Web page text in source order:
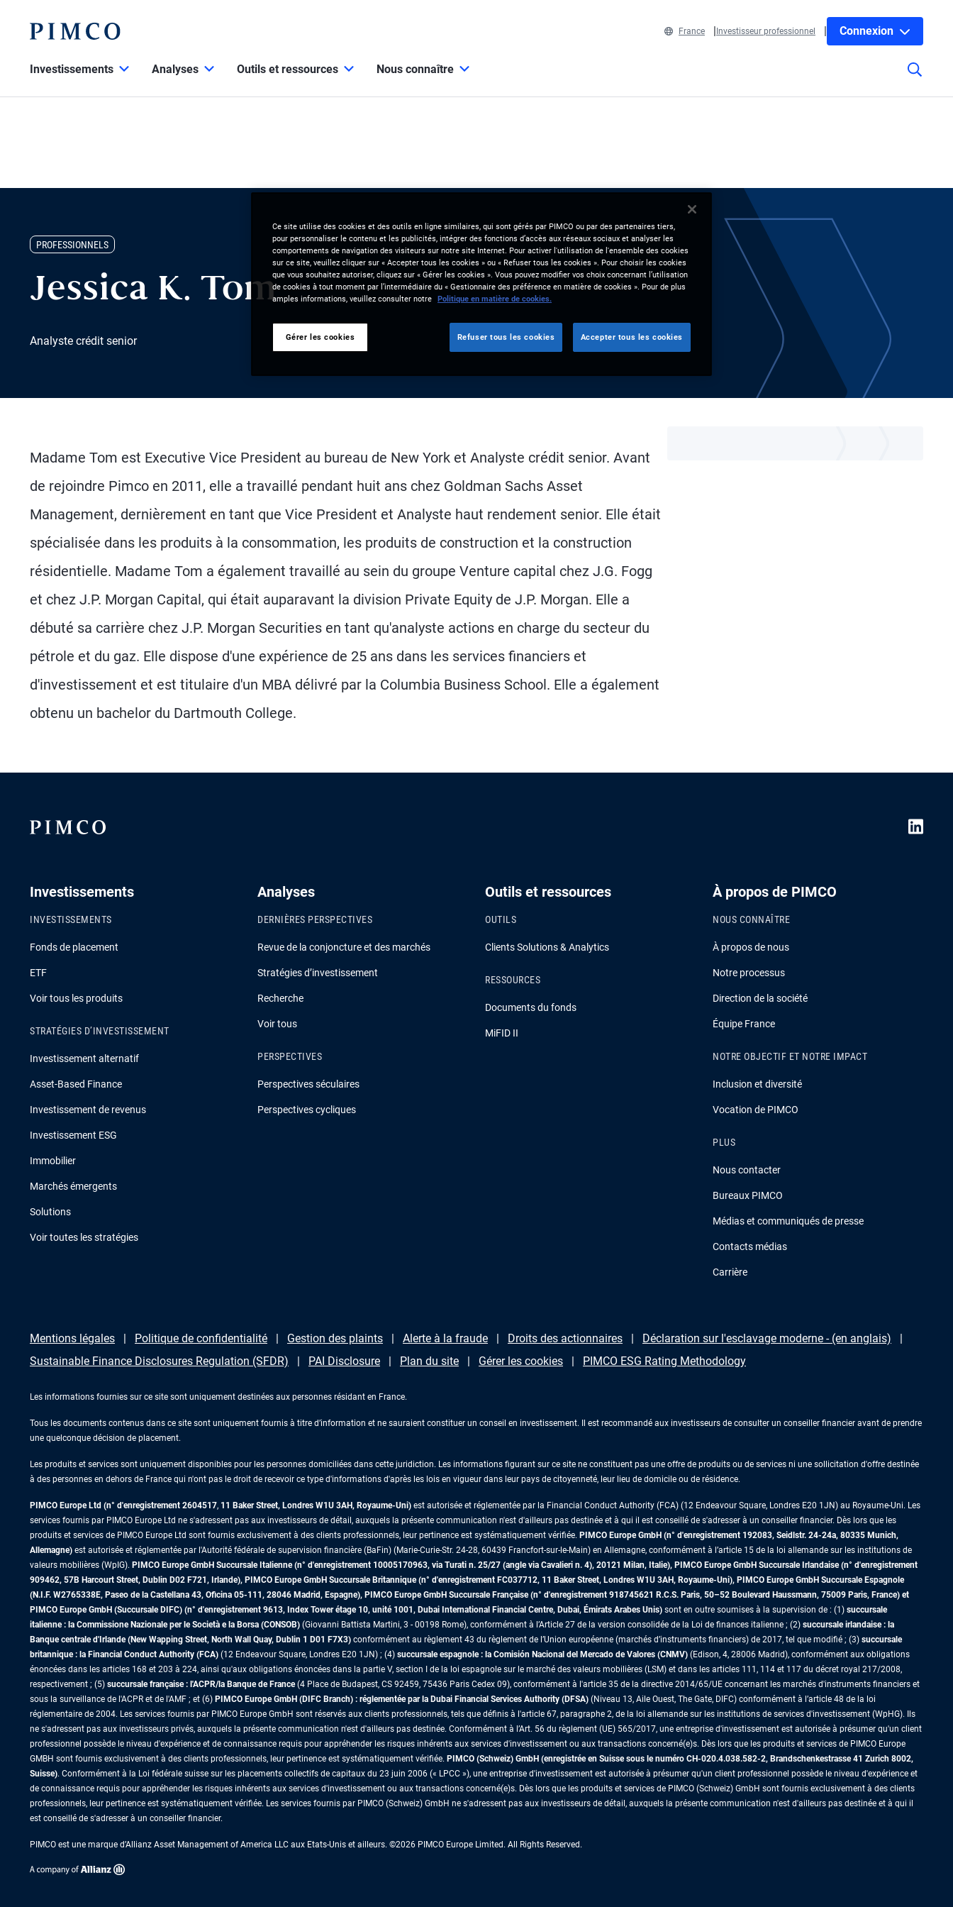
France Investisseur professionnel Connexion
Investissements Analyses Outils et ressources Nous connaître
PROFESSIONNELS
Jessica K. Tom
Analyste crédit senior
Madame Tom est Executive Vice President au bureau de New York et Analyste crédit senior. Avant
de rejoindre Pimco en 2011, elle a travaillé pendant huit ans chez Goldman Sachs Asset
Management, dernièrement en tant que Vice President et Analyste haut rendement senior. Elle était
spécialisée dans les produits à la consommation, les produits de construction et la construction
résidentielle. Madame Tom a également travaillé au sein du groupe Venture capital chez J.G. Fogg
et chez J.P. Morgan Capital, qui était auparavant la division Private Equity de J.P. Morgan. Elle a
débuté sa carrière chez J.P. Morgan Securities en tant qu'analyste actions en charge du secteur du
pétrole et du gaz. Elle dispose d'une expérience de 25 ans dans les services financiers et
d'investissement et est titulaire d'un MBA délivré par la Columbia Business School. Elle a également
obtenu un bachelor du Dartmouth College.
Investissements
INVESTISSEMENTS
Fonds de placement
ETF
Voir tous les produits
STRATÉGIES D’INVESTISSEMENT
Investissement alternatif
Asset-Based Finance
Investissement de revenus
Investissement ESG
Immobilier
Marchés émergents
Solutions
Voir toutes les stratégies
Analyses
DERNIÈRES PERSPECTIVES
Revue de la conjoncture et des marchés
Stratégies d’investissement
Recherche
Voir tous
PERSPECTIVES
Perspectives séculaires
Perspectives cycliques
Outils et ressources
OUTILS
Clients Solutions & Analytics
RESSOURCES
Documents du fonds
MiFID II
À propos de PIMCO
NOUS CONNAÎTRE
À propos de nous
Notre processus
Direction de la société
Équipe France
NOTRE OBJECTIF ET NOTRE IMPACT
Inclusion et diversité
Vocation de PIMCO
PLUS
Nous contacter
Bureaux PIMCO
Médias et communiqués de presse
Contacts médias
Carrière
Mentions légales Politique de confidentialité Gestion des plaints Alerte à la fraude Droits des actionnaires
Déclaration sur l'esclavage moderne - (en anglais)
Sustainable Finance Disclosures Regulation (SFDR)
PAI Disclosure Plan du site Gérer les cookies PIMCO ESG Rating Methodology
Les informations fournies sur ce site sont uniquement destinées aux personnes résidant en France.
Tous les documents contenus dans ce site sont uniquement fournis à titre d’information et ne sauraient constituer un conseil en investissement. Il est recommandé aux investisseurs de consulter un conseiller financier avant de prendre
une quelconque décision de placement.
Les produits et services sont uniquement disponibles pour les personnes domiciliées dans cette juridiction. Les informations figurant sur ce site ne constituent pas une offre de produits ou de services ni une sollicitation d'offre destinée
à des personnes en dehors de France qui n'ont pas le droit de recevoir ce type d'informations d'après les lois en vigueur dans leur pays de citoyenneté, leur lieu de domicile ou de résidence.
PIMCO Europe Ltd (n° d'enregistrement 2604517, 11 Baker Street, Londres W1U 3AH, Royaume-Uni) est autorisée et réglementée par la Financial Conduct Authority (FCA) (12 Endeavour Square, Londres E20 1JN) au Royaume-Uni. Les
services fournis par PIMCO Europe Ltd ne s'adressent pas aux investisseurs de détail, auxquels la présente communication n'est d'ailleurs pas destinée et à qui il est conseillé de s'adresser à un conseiller financier. Dès lors que les
produits et services de PIMCO Europe Ltd sont fournis exclusivement à des clients professionnels, leur pertinence est systématiquement vérifiée. PIMCO Europe GmbH (n° d'enregistrement 192083, Seidlstr. 24-24a, 80335 Munich,
Allemagne) est autorisée et réglementée par l'Autorité fédérale de supervision financière (BaFin) (Marie-Curie-Str. 24-28, 60439 Francfort-sur-le-Main) en Allemagne, conformément à l’article 15 de la loi allemande sur les institutions de
valeurs mobilières (WpIG). PIMCO Europe GmbH Succursale Italienne (n° d'enregistrement 10005170963, via Turati n. 25/27 (angle via Cavalieri n. 4), 20121 Milan, Italie), PIMCO Europe GmbH Succursale Irlandaise (n° d'enregistrement
909462, 57B Harcourt Street, Dublin D02 F721, Irlande), PIMCO Europe GmbH Succursale Britannique (n° d'enregistrement FC037712, 11 Baker Street, Londres W1U 3AH, Royaume-Uni), PIMCO Europe GmbH Succursale Espagnole
(N.I.F. W2765338E, Paseo de la Castellana 43, Oficina 05-111, 28046 Madrid, Espagne), PIMCO Europe GmbH Succursale Française (n° d'enregistrement 918745621 R.C.S. Paris, 50–52 Boulevard Haussmann, 75009 Paris, France) et
PIMCO Europe GmbH (Succursale DIFC) (n° d'enregistrement 9613, Index Tower étage 10, unité 1001, Dubai International Financial Centre, Dubai, Émirats Arabes Unis) sont en outre soumises à la supervision de : (1) succursale
italienne : la Commissione Nazionale per le Società e la Borsa (CONSOB) (Giovanni Battista Martini, 3 - 00198 Rome), conformément à l’Article 27 de la version consolidée de la Loi de finances italienne ; (2) succursale irlandaise : la
Banque centrale d'Irlande (New Wapping Street, North Wall Quay, Dublin 1 D01 F7X3) conformément au règlement 43 du règlement de l’Union européenne (marchés d’instruments financiers) de 2017, tel que modifié ; (3) succursale
britannique : la Financial Conduct Authority (FCA) (12 Endeavour Square, Londres E20 1JN) ; (4) succursale espagnole : la Comisión Nacional del Mercado de Valores (CNMV) (Edison, 4, 28006 Madrid), conformément aux obligations
énoncées dans les articles 168 et 203 à 224, ainsi qu'aux obligations énoncées dans la partie V, section I de la loi espagnole sur le marché des valeurs mobilières (LSM) et dans les articles 111, 114 et 117 du décret royal 217/2008,
respectivement ; (5) succursale française : l'ACPR/la Banque de France(4 Place de Budapest, CS 92459, 75436 Paris Cedex 09), conformément à l'article 35 de la directive 2014/65/UE concernant les marchés d'instruments financiers et
sous la surveillance de l'ACPR et de l'AMF ; et (6) PIMCO Europe GmbH (DIFC Branch) : réglementée par la Dubai Financial Services Authority (DFSA) (Niveau 13, Aile Ouest, The Gate, DIFC) conformément à l’article 48 de la loi
réglementaire de 2004. Les services fournis par PIMCO Europe GmbH sont réservés aux clients professionnels, tels que définis à l'article 67, paragraphe 2, de la loi allemande sur les institutions de services d'investissement (WpHG). Ils
ne s'adressent pas aux investisseurs privés, auxquels la présente communication n'est d'ailleurs pas destinée. Conformément à l’Art. 56 du règlement (UE) 565/2017, une entreprise d'investissement est autorisée à présumer qu'un client
professionnel possède le niveau d'expérience et de connaissance requis pour appréhender les risques inhérents aux services d'investissement ou aux transactions concerné(e)s. Dès lors que les produits et services de PIMCO Europe
GMBH sont fournis exclusivement à des clients professionnels, leur pertinence est systématiquement vérifiée. PIMCO (Schweiz) GmbH (enregistrée en Suisse sous le numéro CH-020.4.038.582-2, Brandschenkestrasse 41 Zurich 8002,
Suisse). Conformément à la Loi fédérale suisse sur les placements collectifs de capitaux du 23 juin 2006 (« LPCC »), une entreprise d'investissement est autorisée à présumer qu'un client professionnel possède le niveau d'expérience et
de connaissance requis pour appréhender les risques inhérents aux services d'investissement ou aux transactions concerné(e)s. Dès lors que les produits et services de PIMCO (Schweiz) GmbH sont fournis exclusivement à des clients
professionnels, leur pertinence est systématiquement vérifiée. Les services fournis par PIMCO (Schweiz) GmbH ne s'adressent pas aux investisseurs de détail, auxquels la présente communication n'est d'ailleurs pas destinée et à qui il
est conseillé de s'adresser à un conseiller financier.
PIMCO est une marque d’Allianz Asset Management of America LLC aux Etats-Unis et ailleurs. ©2026 PIMCO Europe Limited. All Rights Reserved.
Ce site utilise des cookies et des outils en ligne similaires, qui sont gérés par PIMCO ou par des partenaires tiers,
pour personnaliser le contenu et les publicités, intégrer des fonctions d’accès aux réseaux sociaux et analyser les
comportements de navigation des visiteurs sur notre site Internet. Pour activer l'utilisation de l'ensemble des cookies
sur ce site, veuillez cliquer sur « Accepter tous les cookies » ou « Refuser tous les cookies ». Pour choisir les cookies
que vous souhaitez autoriser, cliquez sur « Gérer les cookies ». Vous pouvez modifier vos choix concernant l’utilisation
de cookies à tout moment par l’intermédiaire du « Gestionnaire des préférence en matière de cookies ». Pour de plus
amples informations, veuillez consulter notre Politique en matière de cookies.
Gérer les cookies Refuser tous les cookies Accepter tous les cookies